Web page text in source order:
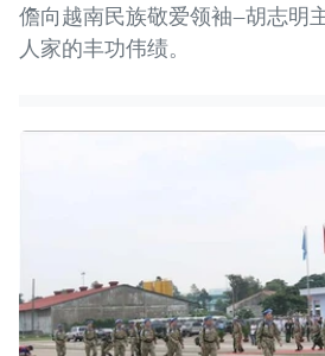
儋向越南民族敬爱领袖—胡志明
人家的丰功伟绩。